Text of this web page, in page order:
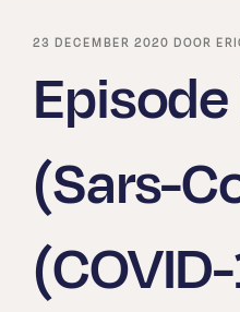
GEPLAATST
23 DECEMBER 2020 DOOR
(Sars-